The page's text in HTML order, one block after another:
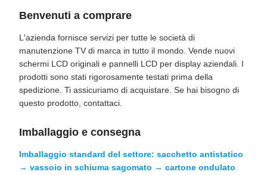
Benvenuti a comprare
L'azienda fornisce servizi per tutte le società di
manutenzione TV di marca in tutto il mondo. Vende nuovi
schermi LCD originali e pannelli LCD per display aziendali. I
prodotti sono stati rigorosamente testati prima della
spedizione. Ti assicuriamo di acquistare. Se hai bisogno di
questo prodotto, contattaci.
Imballaggio e consegna
Imballaggio standard del settore: sacchetto antistatico
→ vassoio in schiuma sagomato → cartone ondulato